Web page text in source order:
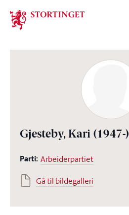
Stortinget.no
Gjesteby, Kari (1947-)
Parti: Arbeiderpartiet
Gå til bildegalleri